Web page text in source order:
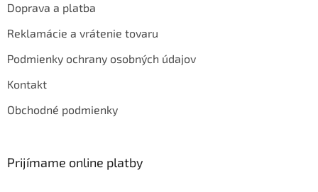
Doprava a platba
Reklamácie a vrátenie tovaru
Podmienky ochrany osobných údajov
Kontakt
Obchodné podmienky
Prijímame online platby